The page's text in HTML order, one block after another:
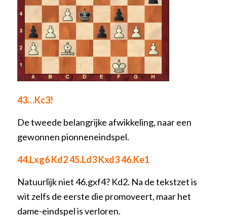
43…Kc3!
De tweede belangrijke afwikkeling, naar een
gewonnen pionneneindspel.
44.Lxg6 Kd2 45.Ld3 Kxd3 46.Ke1
Natuurlijk niet 46.gxf4? Kd2. Na de tekstzet is
wit zelfs de eerste die promoveert, maar het
dame-eindspel is verloren.